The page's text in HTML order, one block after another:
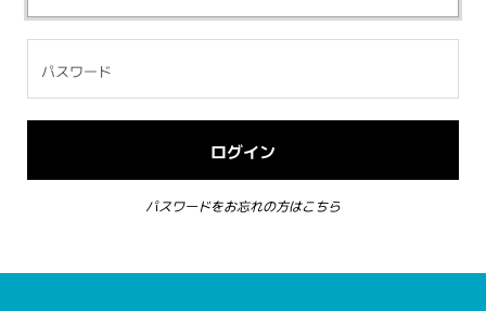
パスワードをお忘れの方はこちら